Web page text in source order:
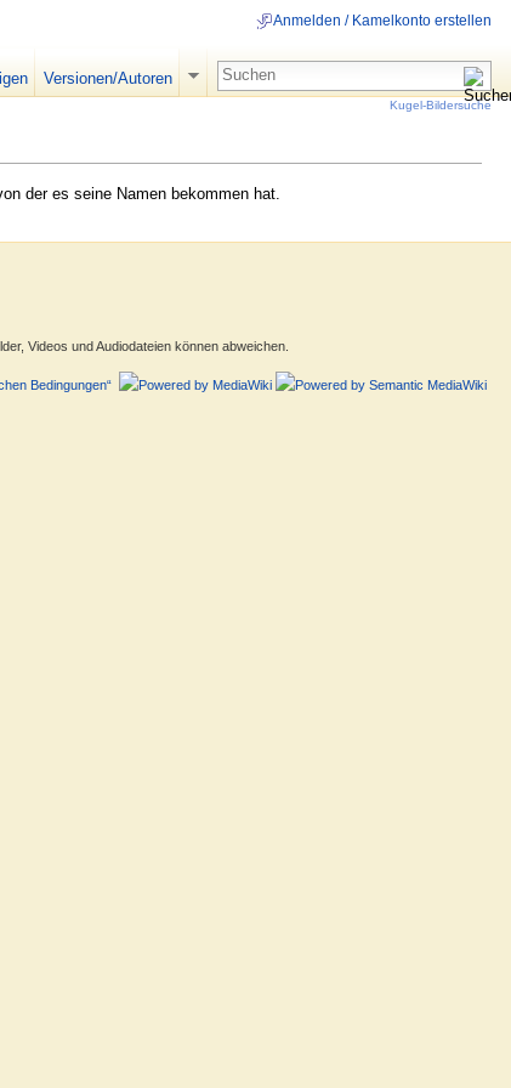
der es seine Namen bekommen hat.
Anmelden / Kamelkonto erstellen
Versionen/Autoren
Kugel-Bildersuche
Videos und Audiodateien können abweichen.